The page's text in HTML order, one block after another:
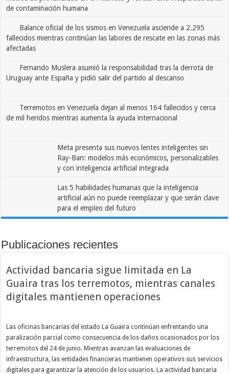
de contaminación humana
Balance oficial de los sismos en Venezuela asciende a 2.295
fallecidos mientras continúan las labores de rescate en las zonas más
afectadas
Fernando Muslera asumió la responsabilidad tras la derrota de
Uruguay ante España y pidió salir del partido al descanso
Terremotos en Venezuela dejan al menos 164 fallecidos y cerca
de mil heridos mientras aumenta la ayuda internacional
Meta presenta sus nuevos lentes inteligentes sin
Ray-Ban: modelos más económicos, personalizables
y con inteligencia artificial integrada
Las 5 habilidades humanas que la inteligencia
artificial aún no puede reemplazar y que serán clave
para el empleo del futuro
Publicaciones recientes
Actividad bancaria sigue limitada en La
Guaira tras los terremotos, mientras canales
digitales mantienen operaciones
Las oficinas bancarias del estado La Guaira continúan enfrentando una
paralización parcial como consecuencia de los daños ocasionados por los
terremotos del 24 de junio. Mientras avanzan las evaluaciones de
infraestructura, las entidades financieras mantienen operativos sus servicios
digitales para garantizar la atención de los usuarios. La actividad bancaria